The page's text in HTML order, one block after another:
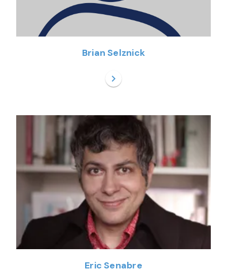
Brian Selznick
chevron_right
Eric Senabre